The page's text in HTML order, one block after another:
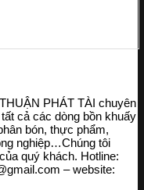
PHÁT TÀI chuyên
cả các dòng bồn khuấy
bón, thực phẩm,
nghiệp…Chúng tôi
quý khách. Hotline:
– website: